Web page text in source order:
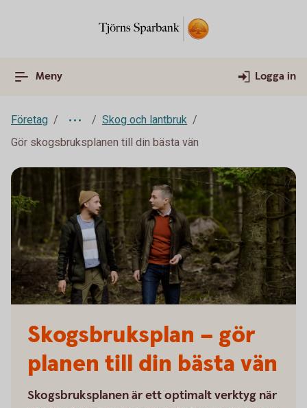
Meny Logga in
Företag
Skog och lantbruk
Gör skogsbruksplanen till din bästa vän
Skogsbruksplan – gör
planen till din bästa vän
Skogsbruksplanen är ett optimalt verktyg när